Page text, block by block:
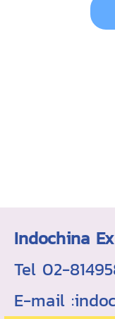
Indochina
Tel 02-
E-mail